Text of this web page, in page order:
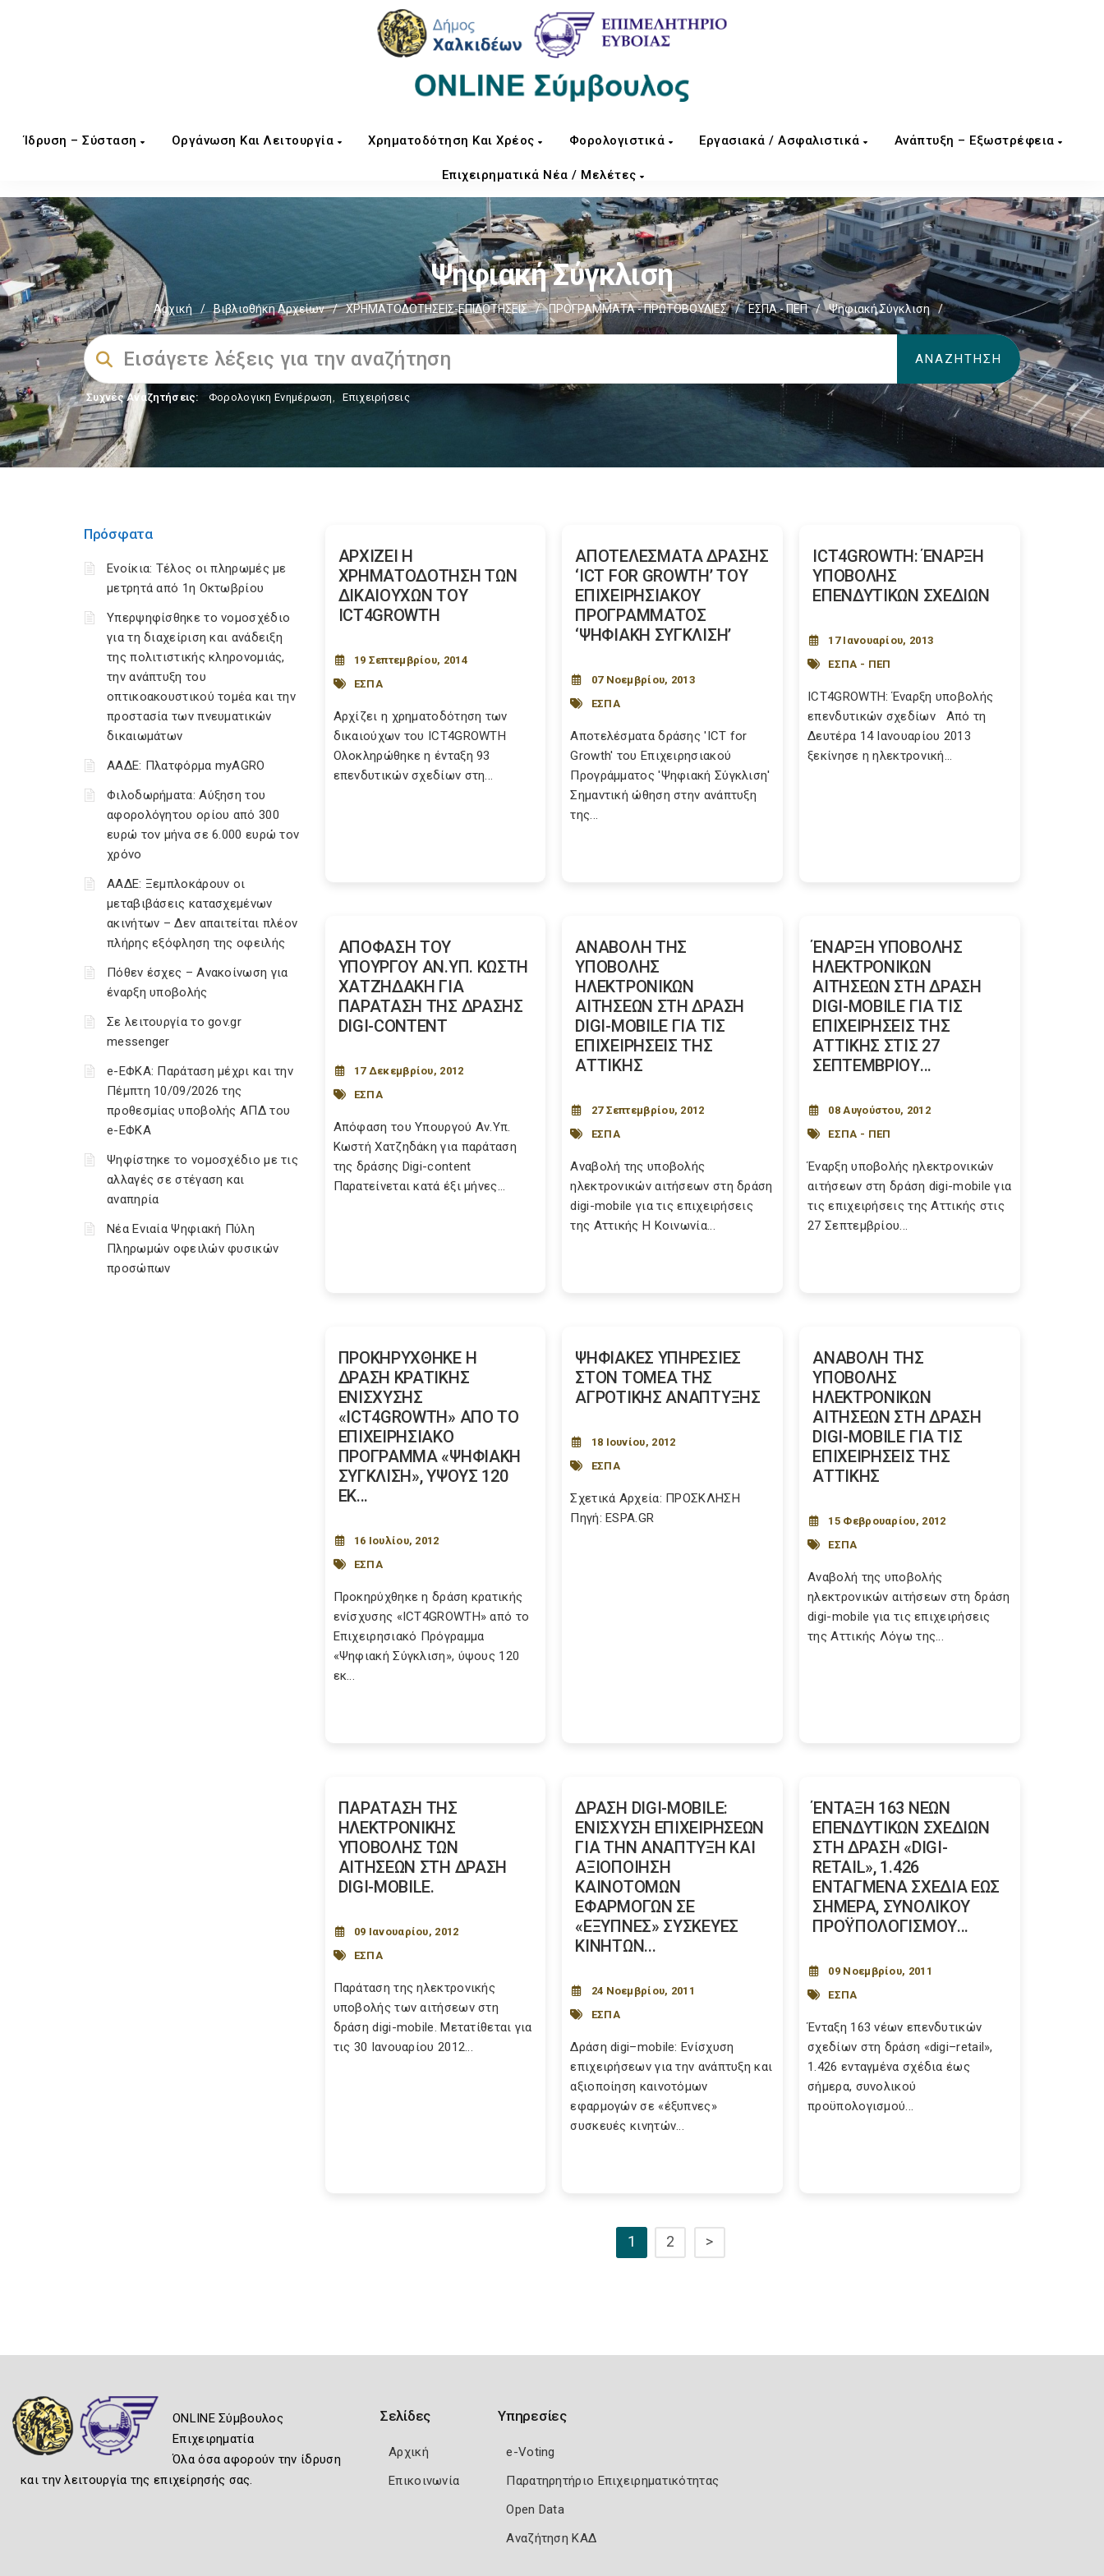
Ίδρυση – Σύσταση Οργάνωση Και Λειτουργία Χρηματοδότηση Και Χρέος Φορολογιστικά Εργασιακά / Ασφαλιστικά Ανάπτυξη – Εξωστρέφεια
Επιχειρηματικά Νέα / Μελέτες
Ψηφιακή Σύγκλιση
Αρχική / Βιβλιοθήκη Αρχείων / ΧΡΗΜΑΤΟΔΟΤΗΣΕΙΣ-ΕΠΙΔΟΤΗΣΕΙΣ / ΠΡΟΓΡΑΜΜΑΤΑ - ΠΡΩΤΟΒΟΥΛΙΕΣ / ΕΣΠΑ - ΠΕΠ / Ψηφιακή Σύγκλιση /
Συχνές Αναζητήσεις: Φορολογικη Ενημέρωση, Επιχειρήσεις
Πρόσφατα
Ενοίκια: Τέλος οι πληρωμές με
μετρητά από 1η Οκτωβρίου
Υπερψηφίσθηκε το νομοσχέδιο
για τη διαχείριση και ανάδειξη
της πολιτιστικής κληρονομιάς,
την ανάπτυξη του
οπτικοακουστικού τομέα και την
προστασία των πνευματικών
δικαιωμάτων
ΑΑΔΕ: Πλατφόρμα myAGRO
Φιλοδωρήματα: Αύξηση του
αφορολόγητου ορίου από 300
ευρώ τον μήνα σε 6.000 ευρώ τον
χρόνο
ΑΑΔΕ: Ξεμπλοκάρουν οι
μεταβιβάσεις κατασχεμένων
ακινήτων – Δεν απαιτείται πλέον
πλήρης εξόφληση της οφειλής
Πόθεν έσχες – Ανακοίνωση για
έναρξη υποβολής
Σε λειτουργία το gov.gr
messenger
e-ΕΦΚΑ: Παράταση μέχρι και την
Πέμπτη 10/09/2026 της
προθεσμίας υποβολής ΑΠΔ του
e-ΕΦΚΑ
Ψηφίστηκε το νομοσχέδιο με τις
αλλαγές σε στέγαση και
αναπηρία
Νέα Ενιαία Ψηφιακή Πύλη
Πληρωμών οφειλών φυσικών
προσώπων
ΑΡΧΙΖΕΙ Η
ΧΡΗΜΑΤΟΔΟΤΗΣΗ ΤΩΝ
ΔΙΚΑΙΟΥΧΩΝ ΤΟΥ
ICT4GROWTH
19 Σεπτεμβρίου, 2014
ΕΣΠΑ
Αρχίζει η χρηματοδότηση των
δικαιούχων του ICT4GROWTH
Ολοκληρώθηκε η ένταξη 93
επενδυτικών σχεδίων στη...
ΑΠΟΤΕΛΕΣΜΑΤΑ ΔΡΑΣΗΣ
‘ICT FOR GROWTH’ ΤΟΥ
ΕΠΙΧΕΙΡΗΣΙΑΚΟΥ
ΠΡΟΓΡΑΜΜΑΤΟΣ
‘ΨΗΦΙΑΚΗ ΣΥΓΚΛΙΣΗ’
07 Νοεμβρίου, 2013
ΕΣΠΑ
Αποτελέσματα δράσης 'ICT for
Growth' του Επιχειρησιακού
Προγράμματος 'Ψηφιακή Σύγκλιση'
Σημαντική ώθηση στην ανάπτυξη
της...
ICT4GROWTH: ΈΝΑΡΞΗ
ΥΠΟΒΟΛΗΣ
ΕΠΕΝΔΥΤΙΚΩΝ ΣΧΕΔΙΩΝ
17 Ιανουαρίου, 2013
ΕΣΠΑ - ΠΕΠ
ICT4GROWTH: Έναρξη υποβολής
επενδυτικών σχεδίων Από τη
Δευτέρα 14 Ιανουαρίου 2013
ξεκίνησε η ηλεκτρονική...
ΑΠΟΦΑΣΗ ΤΟΥ
ΥΠΟΥΡΓΟΥ ΑΝ.ΥΠ. ΚΩΣΤΗ
ΧΑΤΖΗΔΑΚΗ ΓΙΑ
ΠΑΡΑΤΑΣΗ ΤΗΣ ΔΡΑΣΗΣ
DIGI-CONTENT
17 Δεκεμβρίου, 2012
ΕΣΠΑ
Απόφαση του Υπουργού Αν.Υπ.
Κωστή Χατζηδάκη για παράταση
της δράσης Digi-content
Παρατείνεται κατά έξι μήνες...
ΑΝΑΒΟΛΗ ΤΗΣ
ΥΠΟΒΟΛΗΣ
ΗΛΕΚΤΡΟΝΙΚΩΝ
ΑΙΤΗΣΕΩΝ ΣΤΗ ΔΡΑΣΗ
DIGI-MOBILE ΓΙΑ ΤΙΣ
ΕΠΙΧΕΙΡΗΣΕΙΣ ΤΗΣ
ΑΤΤΙΚΗΣ
27 Σεπτεμβρίου, 2012
ΕΣΠΑ
Αναβολή της υποβολής
ηλεκτρονικών αιτήσεων στη δράση
digi-mobile για τις επιχειρήσεις
της Αττικής Η Κοινωνία...
ΈΝΑΡΞΗ ΥΠΟΒΟΛΗΣ
ΗΛΕΚΤΡΟΝΙΚΩΝ
ΑΙΤΗΣΕΩΝ ΣΤΗ ΔΡΑΣΗ
DIGI-MOBILE ΓΙΑ ΤΙΣ
ΕΠΙΧΕΙΡΗΣΕΙΣ ΤΗΣ
ΑΤΤΙΚΗΣ ΣΤΙΣ 27
ΣΕΠΤΕΜΒΡΙΟΥ...
08 Αυγούστου, 2012
ΕΣΠΑ - ΠΕΠ
Έναρξη υποβολής ηλεκτρονικών
αιτήσεων στη δράση digi-mobile για
τις επιχειρήσεις της Αττικής στις
27 Σεπτεμβρίου...
ΠΡΟΚΗΡΥΧΘΗΚΕ Η
ΔΡΑΣΗ ΚΡΑΤΙΚΗΣ
ΕΝΙΣΧΥΣΗΣ
«ICT4GROWTH» ΑΠΟ ΤΟ
ΕΠΙΧΕΙΡΗΣΙΑΚΟ
ΠΡΟΓΡΑΜΜΑ «ΨΗΦΙΑΚΗ
ΣΥΓΚΛΙΣΗ», ΥΨΟΥΣ 120
ΕΚ...
16 Ιουλίου, 2012
ΕΣΠΑ
Προκηρύχθηκε η δράση κρατικής
ενίσχυσης «ICT4GROWTH» από το
Επιχειρησιακό Πρόγραμμα
«Ψηφιακή Σύγκλιση», ύψους 120
εκ...
ΨΗΦΙΑΚΕΣ ΥΠΗΡΕΣΙΕΣ
ΣΤΟΝ ΤΟΜΕΑ ΤΗΣ
ΑΓΡΟΤΙΚΗΣ ΑΝΑΠΤΥΞΗΣ
18 Ιουνίου, 2012
ΕΣΠΑ
Σχετικά Αρχεία: ΠΡΟΣΚΛΗΣΗ
Πηγή: ESPA.GR
ΑΝΑΒΟΛΗ ΤΗΣ
ΥΠΟΒΟΛΗΣ
ΗΛΕΚΤΡΟΝΙΚΩΝ
ΑΙΤΗΣΕΩΝ ΣΤΗ ΔΡΑΣΗ
DIGI-MOBILE ΓΙΑ ΤΙΣ
ΕΠΙΧΕΙΡΗΣΕΙΣ ΤΗΣ
ΑΤΤΙΚΗΣ
15 Φεβρουαρίου, 2012
ΕΣΠΑ
Αναβολή της υποβολής
ηλεκτρονικών αιτήσεων στη δράση
digi-mobile για τις επιχειρήσεις
της Αττικής Λόγω της...
ΠΑΡΑΤΑΣΗ ΤΗΣ
ΗΛΕΚΤΡΟΝΙΚΗΣ
ΥΠΟΒΟΛΗΣ ΤΩΝ
ΑΙΤΗΣΕΩΝ ΣΤΗ ΔΡΑΣΗ
DIGI-MOBILE.
09 Ιανουαρίου, 2012
ΕΣΠΑ
Παράταση της ηλεκτρονικής
υποβολής των αιτήσεων στη
δράση digi-mobile. Μετατίθεται για
τις 30 Ιανουαρίου 2012...
ΔΡΑΣΗ DIGI-MOBILE:
ΕΝΙΣΧΥΣΗ ΕΠΙΧΕΙΡΗΣΕΩΝ
ΓΙΑ ΤΗΝ ΑΝΑΠΤΥΞΗ ΚΑΙ
ΑΞΙΟΠΟΙΗΣΗ
ΚΑΙΝΟΤΟΜΩΝ
ΕΦΑΡΜΟΓΩΝ ΣΕ
«ΕΞΥΠΝΕΣ» ΣΥΣΚΕΥΕΣ
ΚΙΝΗΤΩΝ...
24 Νοεμβρίου, 2011
ΕΣΠΑ
Δράση digi–mobile: Ενίσχυση
επιχειρήσεων για την ανάπτυξη και
αξιοποίηση καινοτόμων
εφαρμογών σε «έξυπνες»
συσκευές κινητών...
ΈΝΤΑΞΗ 163 ΝΕΩΝ
ΕΠΕΝΔΥΤΙΚΩΝ ΣΧΕΔΙΩΝ
ΣΤΗ ΔΡΑΣΗ «DIGI-
RETAIL», 1.426
ΕΝΤΑΓΜΕΝΑ ΣΧΕΔΙΑ ΕΩΣ
ΣΗΜΕΡΑ, ΣΥΝΟΛΙΚΟΥ
ΠΡΟΫΠΟΛΟΓΙΣΜΟΥ...
09 Νοεμβρίου, 2011
ΕΣΠΑ
Ένταξη 163 νέων επενδυτικών
σχεδίων στη δράση «digi–retail»,
1.426 ενταγμένα σχέδια έως
σήμερα, συνολικού
προϋπολογισμού...
1 2 >
ONLINE Σύμβουλος
Επιχειρηματία
Όλα όσα αφορούν την ίδρυση
και την λειτουργία της επιχείρησής σας.
Σελίδες
Αρχική
Επικοινωνία
Υπηρεσίες
e-Voting
Παρατηρητήριο Επιχειρηματικότητας
Open Data
Αναζήτηση ΚΑΔ